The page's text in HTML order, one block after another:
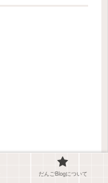
だんごBlogについて